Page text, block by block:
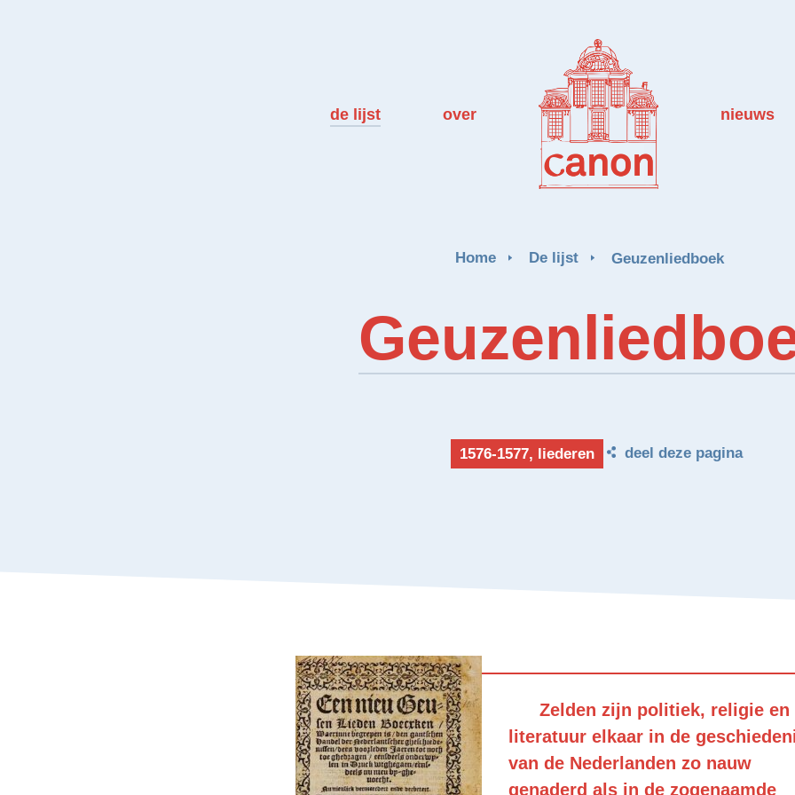
de lijst over nieuws
Home De lijst Geuzenliedboek
1576-1577, liederen deel deze pagina
Zelden zijn politiek, religie en
literatuur elkaar in de
van de Nederlanden zo nauw
genaderd als in de zogenaamde